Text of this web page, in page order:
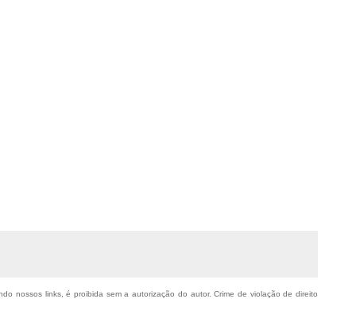
nossos links, é proibida sem a autorização do autor. Crime de violação de direito